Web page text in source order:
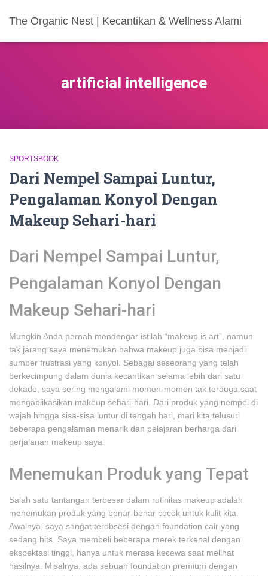
The Organic Nest | Kecantikan & Wellness Alami
artificial intelligence
SPORTSBOOK
Dari Nempel Sampai Luntur,
Pengalaman Konyol Dengan
Makeup Sehari-hari
Dari Nempel Sampai Luntur,
Pengalaman Konyol Dengan
Makeup Sehari-hari
Mungkin Anda pernah mendengar istilah “makeup is art”, namun
tak jarang saya menemukan bahwa makeup juga bisa menjadi
sumber frustrasi yang konyol. Sebagai seseorang yang telah
berkecimpung dalam dunia kecantikan selama lebih dari satu
dekade, saya sering mengalami momen-momen tak terduga saat
mengaplikasikan makeup sehari-hari. Dari produk yang nempel di
wajah hingga sisa-sisa luntur di tengah hari, mari kita telusuri
beberapa pengalaman menarik dan pelajaran berharga dari
perjalanan makeup saya.
Menemukan Produk yang Tepat
Salah satu tantangan terbesar dalam rutinitas makeup adalah
menemukan produk yang benar-benar cocok untuk kulit kita.
Awalnya, saya sangat terobsesi dengan foundation cair yang
sedang hits. Saya membeli beberapa merek terkenal dengan
ekspektasi tinggi, hanya untuk merasa kecewa saat melihat
hasilnya. Misalnya, ada sebuah foundation premium dengan